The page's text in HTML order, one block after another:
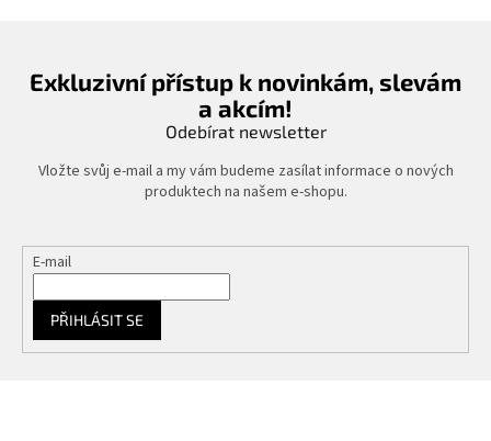
ý
p
i
s
u
Exkluzivní přístup k novinkám, slevám
a akcím!
Odebírat newsletter
Vložte svůj e-mail a my vám budeme zasílat informace o nových
produktech na našem e-shopu.
E-mail
PŘIHLÁSIT SE